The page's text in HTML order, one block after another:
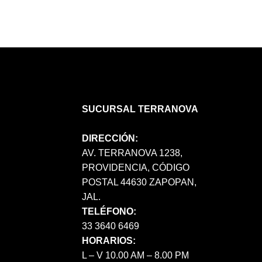
SUCURSAL TERRANOVA
DIRECCIÓN:
AV. TERRANOVA 1238,
PROVIDENCIA, CÓDIGO
POSTAL 44630 ZAPOPAN,
JAL.
TELÉFONO:
33 3640 6469
HORARIOS:
L – V 10.00 AM – 8.00 PM